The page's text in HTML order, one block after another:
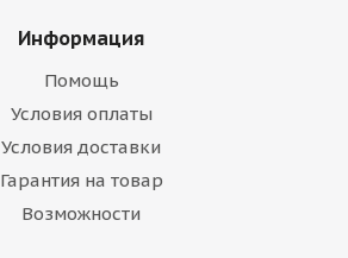
Информация
Помощь
Условия оплаты
Условия доставки
Гарантия на товар
Возможности